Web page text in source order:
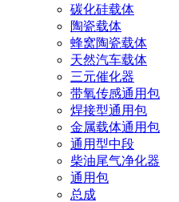
碳化硅载体
陶瓷载体
蜂窝陶瓷载体
天然汽车载体
三元催化器
带氧传感通用包
焊接型通用包
金属载体通用包
通用型中段
柴油尾气净化器
通用包
总成